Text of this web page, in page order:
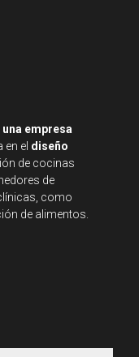
una empresa
en el diseño
de cocinas
de
como
de alimentos.